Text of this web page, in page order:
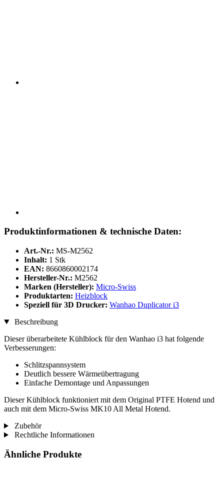
Produktinformationen & technische Daten:
Art.-Nr.: MS-M2562
Inhalt: 1 Stk
EAN: 8660860002174
Hersteller-Nr.: M2562
Marken (Hersteller): Micro-Swiss
Produktarten: Heizblock
Speziell für 3D Drucker: Wanhao Duplicator i3
Beschreibung
Dieser überarbeitete Kühlblock für den Wanhao i3 hat folgende
Verbesserungen:
Schlitzspannsystem
Deutlich bessere Wärmeübertragung
Einfache Demontage und Anpassungen
Dieser Kühlblock funktioniert mit dem Original PTFE Hotend und
auch mit dem Micro-Swiss MK10 All Metal Hotend.
Zubehör
Rechtliche Informationen
Ähnliche Produkte